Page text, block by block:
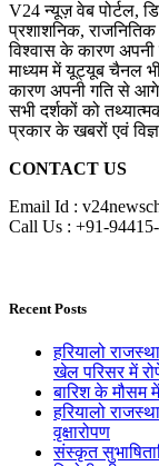
V24 न्यूज़ वेब पोर्टल,
प्रशाशनिक,
विश्वास के कारण
माध्यम में यूट्यूब चैनल
कारण अपनी गति से
सभी दर्शकों को
प्रकार के खबरों एवं
CONTACT US
Email Id :
Call Us : +91-
Recent Posts
हरियालो
खेल परिसर में
बारिश के मौसम
हरियालो
वृक्षारोपण
संस्कृत